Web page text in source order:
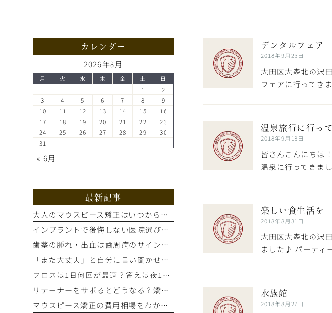
デンタルフェア
2018年9月25日
大田区大森北の沢
フェアに行ってき
温泉旅行に行っ
2018年9月18日
皆さんこんにちは
温泉に行ってきま
楽しい食生活を
2018年8月31日
大田区大森北の沢
ました♪ パーティ
水族館
2018年8月27日
カレンダー
2026年8月
月 火 水 木 金 土 日
1
2
3
4 5 6 7 8
9
10
11 12 13 14 15
16
17
18 19 20 21 22
23
24
25 26 27 28 29
30
31
« 6月
最新記事
大人のマウスピース矯正はいつから？適応歯並びと治療の流れを解説
インプラントで後悔しない医院選び｜手術前の精密検査が重要な理由
歯茎の腫れ・出血は歯周病のサイン？進行度別の症状と治療法を解説
「まだ大丈夫」と自分に言い聞かせてない？歯のSOSサイン5選
フロスは1日何回が最適？答えは夜1回。正しいやり方とタイミング
リテーナーをサボるとどうなる？矯正後の後戻りを防ぐ装着期間の話
マウスピース矯正の費用相場をわかりやすく解説！総額はいくら？